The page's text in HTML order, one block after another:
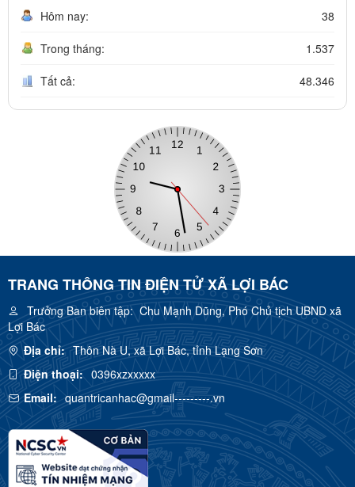
Hôm nay: 38
Trong tháng: 1.537
Tất cả: 48.346
TRANG THÔNG TIN ĐIỆN TỬ XÃ LỢI BÁC
Trưởng Ban biên tập:Chu Mạnh Dũng, Phó Chủ tịch UBND xã
Lợi Bác
Địa chỉ: Thôn Nà U, xã Lợi Bác, tỉnh Lạng Sơn
Điện thoại: 0396xzxxxxx
Email: quantricanhac@gmail---------.vn